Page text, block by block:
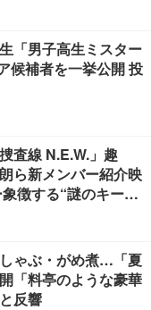
「男子高生ミスター
候補者を一挙公開 投
査線 N.E.W.」趣
ら新メンバー紹介映
徴する“謎のキーワ
ゃぶ・がめ煮…「夏
「料亭のような豪華
反響